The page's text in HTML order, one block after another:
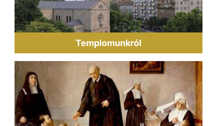
Templomunkról